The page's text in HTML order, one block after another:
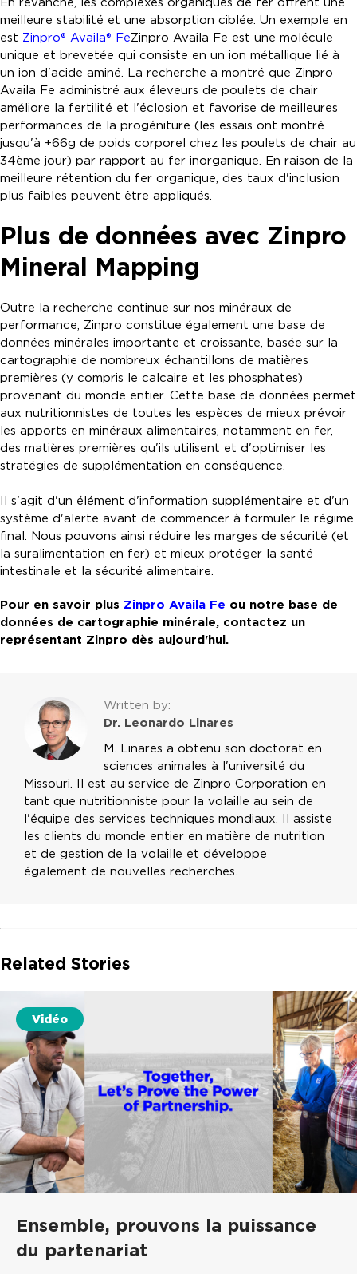
meilleure stabilité et une absorption ciblée. Un exemple en
est Zinpro® Availa® FeZinpro Availa Fe est une molécule
unique et brevetée qui consiste en un ion métallique lié à
un ion d'acide aminé. La recherche a montré que Zinpro
Availa Fe administré aux éleveurs de poulets de chair
améliore la fertilité et l'éclosion et favorise de meilleures
performances de la progéniture (les essais ont montré
jusqu'à +66g de poids corporel chez les poulets de chair au
34ème jour) par rapport au fer inorganique. En raison de la
meilleure rétention du fer organique, des taux d'inclusion
plus faibles peuvent être appliqués.
Plus de données avec Zinpro
Mineral Mapping
Outre la recherche continue sur nos minéraux de
performance, Zinpro constitue également une base de
données minérales importante et croissante, basée sur la
cartographie de nombreux échantillons de matières
premières (y compris le calcaire et les phosphates)
provenant du monde entier. Cette base de données permet
aux nutritionnistes de toutes les espèces de mieux prévoir
les apports en minéraux alimentaires, notamment en fer,
des matières premières qu'ils utilisent et d'optimiser les
stratégies de supplémentation en conséquence.
Il s'agit d'un élément d'information supplémentaire et d'un
système d'alerte avant de commencer à formuler le régime
final. Nous pouvons ainsi réduire les marges de sécurité (et
la suralimentation en fer) et mieux protéger la santé
intestinale et la sécurité alimentaire.
Pour en savoir plus Zinpro Availa Fe ou notre base de
données de cartographie minérale, contactez un
représentant Zinpro dès aujourd'hui.
Written by:
Dr. Leonardo Linares
M. Linares a obtenu son doctorat en
sciences animales à l'université du
Missouri. Il est au service de Zinpro Corporation en
tant que nutritionniste pour la volaille au sein de
l'équipe des services techniques mondiaux. Il assiste
les clients du monde entier en matière de nutrition
et de gestion de la volaille et développe
également de nouvelles recherches.
Related Stories
Vidéo
Ensemble, prouvons la puissance
du partenariat